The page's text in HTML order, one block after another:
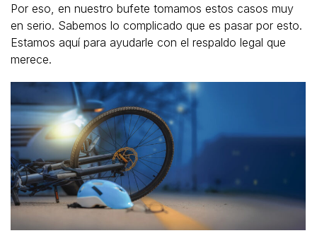
Por eso, en nuestro bufete tomamos estos casos muy
en serio. Sabemos lo complicado que es pasar por esto.
Estamos aquí para ayudarle con el respaldo legal que
merece.